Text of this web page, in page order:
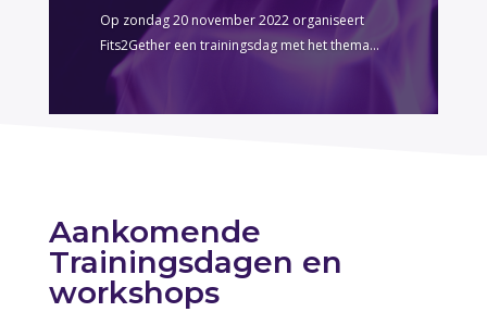
Op zondag 20 november 2022 organiseert
Fits2Gether een trainingsdag met het thema...
Aankomende
Trainingsdagen en
workshops